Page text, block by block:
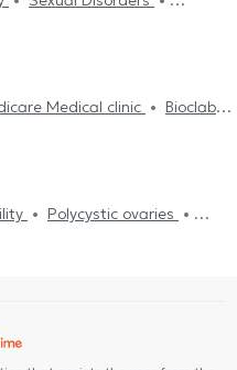
Gynecologists -
in KESARIANI
Gynecologists -
Urinary tract infection
Hysteroscopy
Medical clinic
Bioclab
Polycystic ovaries